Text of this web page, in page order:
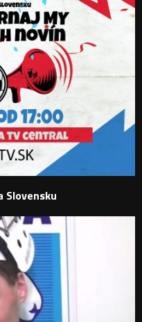
Slovensku